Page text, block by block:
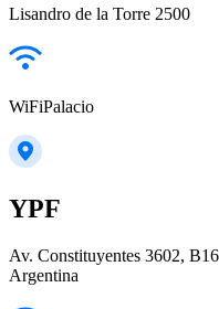
Lisandro de la Torre 2500
WiFiPalacio
YPF
Av. Constituyentes 3602,
Argentina